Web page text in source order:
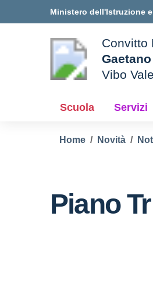
Ministero dell'Istruzione
scuola
Convitto
Vibo
Scuola Servizi
Home Novità
Piano